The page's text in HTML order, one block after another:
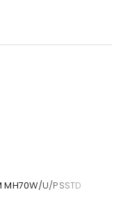
MH70W/U/PSSTD